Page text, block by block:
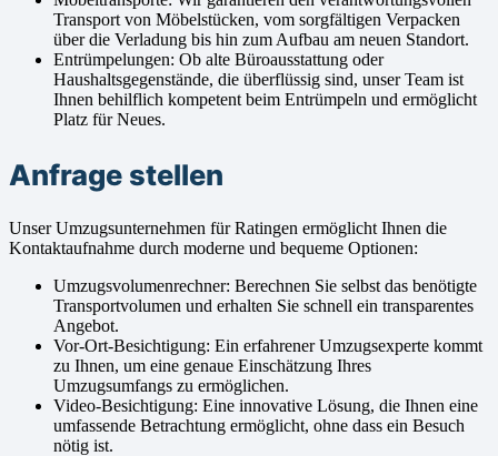
Transport von Möbelstücken, vom sorgfältigen Verpacken
über die Verladung bis hin zum Aufbau am neuen Standort.
Entrümpelungen: Ob alte Büroausstattung oder
Haushaltsgegenstände, die überflüssig sind, unser Team ist
Ihnen behilflich kompetent beim Entrümpeln und ermöglicht
Platz für Neues.
Anfrage stellen
Unser Umzugsunternehmen für Ratingen ermöglicht Ihnen die
Kontaktaufnahme durch moderne und bequeme Optionen:
Umzugsvolumenrechner: Berechnen Sie selbst das benötigte
Transportvolumen und erhalten Sie schnell ein transparentes
Angebot.
Vor-Ort-Besichtigung: Ein erfahrener Umzugsexperte kommt
zu Ihnen, um eine genaue Einschätzung Ihres
Umzugsumfangs zu ermöglichen.
Video-Besichtigung: Eine innovative Lösung, die Ihnen eine
umfassende Betrachtung ermöglicht, ohne dass ein Besuch
nötig ist.